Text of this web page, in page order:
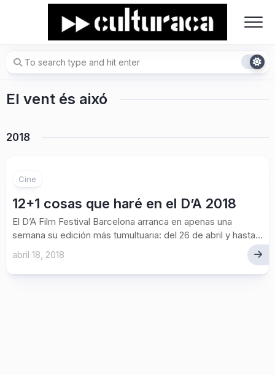
El vent és aixó
2018
Cine
12+1 cosas que haré en el D’A 2018
El D’A Film Festival Barcelona arranca en apenas una
semana su edición más tumultuaria: del 26 de abril y hasta...
abril 18, 2018